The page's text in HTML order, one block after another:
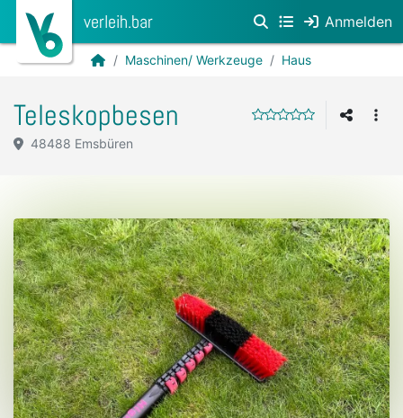
verleih.bar Anmelden
Maschinen/ Werkzeuge Haus
Teleskopbesen
48488 Emsbüren